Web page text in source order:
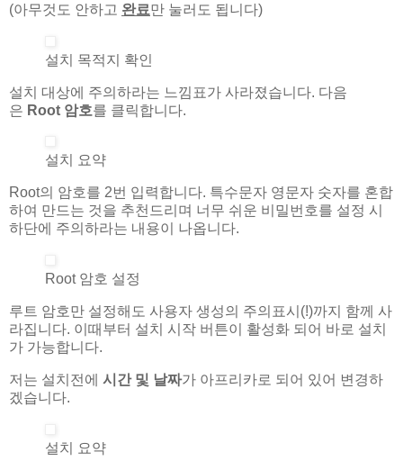
(아무것도 안하고 완료만 눌러도 됩니다)
설치 목적지 확인
설치 대상에 주의하라는 느낌표가 사라졌습니다. 다음
은 Root 암호를 클릭합니다.
설치 요약
Root의 암호를 2번 입력합니다. 특수문자 영문자 숫자를 혼합
하여 만드는 것을 추천드리며 너무 쉬운 비밀번호를 설정 시
하단에 주의하라는 내용이 나옵니다.
Root 암호 설정
루트 암호만 설정해도 사용자 생성의 주의표시(!)까지 함께 사
라집니다. 이때부터 설치 시작 버튼이 활성화 되어 바로 설치
가 가능합니다.
저는 설치전에 시간 및 날짜가 아프리카로 되어 있어 변경하
겠습니다.
설치 요약